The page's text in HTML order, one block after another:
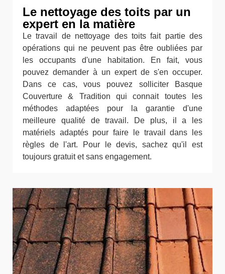
Le nettoyage des toits par un
expert en la matière
Le travail de nettoyage des toits fait partie des
opérations qui ne peuvent pas être oubliées par
les occupants d'une habitation. En fait, vous
pouvez demander à un expert de s'en occuper.
Dans ce cas, vous pouvez solliciter Basque
Couverture & Tradition qui connait toutes les
méthodes adaptées pour la garantie d'une
meilleure qualité de travail. De plus, il a les
matériels adaptés pour faire le travail dans les
règles de l'art. Pour le devis, sachez qu'il est
toujours gratuit et sans engagement.